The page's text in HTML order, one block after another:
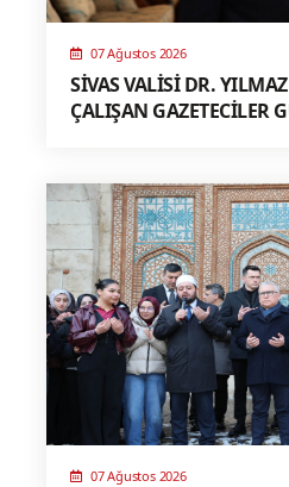
07 Ağustos 2026
SİVAS VALİSİ DR.
ÇALIŞAN GAZETECİLER
07 Ağustos 2026